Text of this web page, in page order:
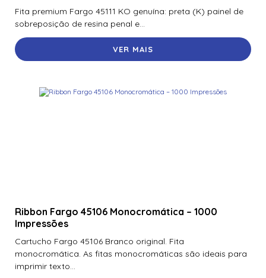
Fita premium Fargo 45111 KO genuína: preta (K) painel de
sobreposição de resina penal e...
VER MAIS
Ribbon Fargo 45106 Monocromática – 1000
Impressões
Cartucho Fargo 45106 Branco original. Fita
monocromática. As fitas monocromáticas são ideais para
imprimir texto...